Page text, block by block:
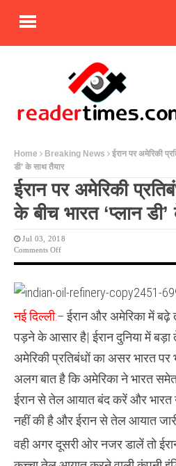
Home Breaking News
ईरान पर अमेरिकी
डी’ के साथ तैयार
ईरान पर अमेरिकी
के बीच भारत ‘प्लान
Jul 03, 2018
Comments OffOn
प्रतिबंधों
बढ़ते
के
भारत
‘प्लान
डी’
साथ
तैयार
नई दिल्ली:– ईरान और अमेरिका में
पड़ने के आसार है| ईरान दुनिया में बड़ा
अमेरिकी प्रतिबंधों का असर भारत
अलग बात है कि अमेरिका ने भारत
ईरान से तेल आयात बंद करें और भारत
नहीं की है और ईरान से तेल आयात
वही अगर दूसरी ओर नजर डालें तो